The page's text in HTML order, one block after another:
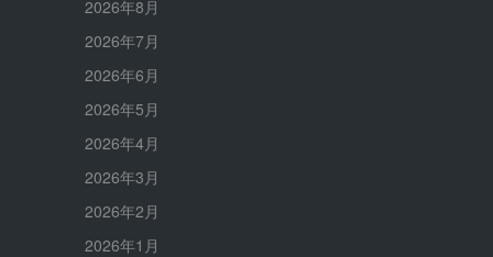
2026年8月
2026年7月
2026年6月
2026年5月
2026年4月
2026年3月
2026年2月
2026年1月